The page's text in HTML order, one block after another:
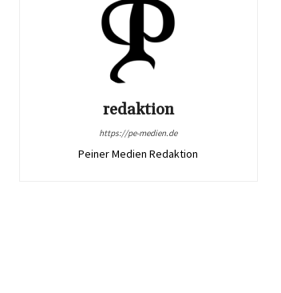
redaktion
https://pe-medien.de
Peiner Medien Redaktion